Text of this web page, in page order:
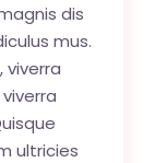
dis
mus.
viverra
ultricies